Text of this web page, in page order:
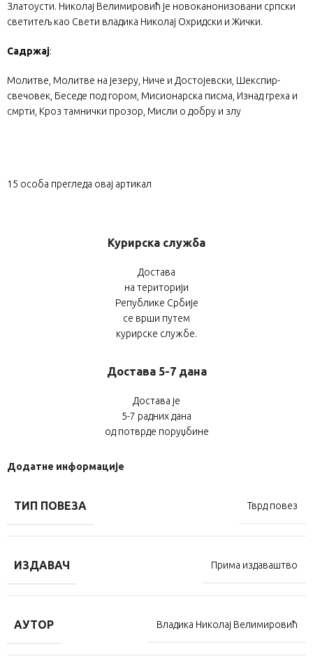
Златоусти. Николај Велимировић је новоканонизовани српски
светитељ као Свети владика Николај Охридски и Жички.
Садржај:
Молитве, Молитве на језеру, Ниче и Достојевски, Шекспир-
свечовек, Беседе под гором, Мисионарска писма, Изнад греха и
смрти, Кроз тамнички прозор, Мисли о добру и злу
15 особа прегледа овај артикал
Курирска служба
Достава
на територији
Републике Србије
се врши путем
курирске службе.
Достава 5-7 дана
Достава је
5-7 радних дана
од потврде поруџбине
Додатне информације
ТИП ПОВЕЗА Тврд повез
ИЗДАВАЧ Прима издаваштво
АУТОР Владика Николај Велимировић